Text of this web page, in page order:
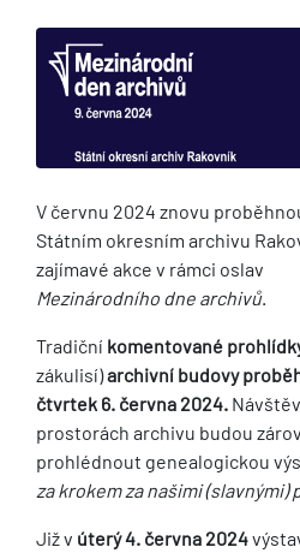
V červnu 2024 znovu
Státním okresním archivu
zajímavé akce v rámci oslav
Mezinárodního dne archivů.
Tradiční komentované
zákulisí)archivní budovy
čtvrtek 6. června 2024.
prostorách archivu budou
prohlédnout genealogickou
za krokem za našimi (slavnými)
Již v úterý 4. června 2024